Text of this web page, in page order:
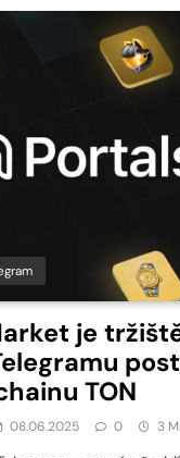
je
TON
08.06.2025 0 3